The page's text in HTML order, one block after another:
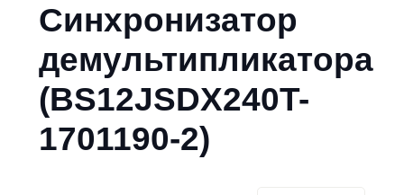
Синхронизатор
демультипликатора
(BS12JSDX240T-
1701190-2)